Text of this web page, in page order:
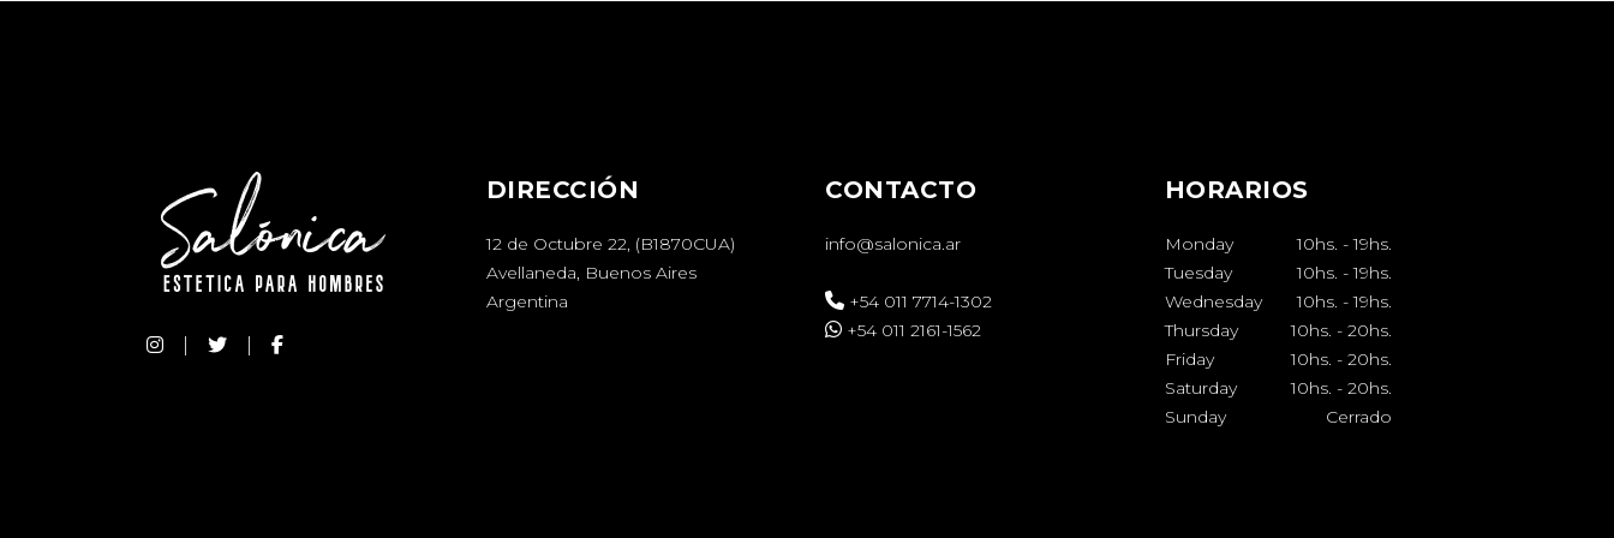
DIRECCIÓN
12 de Octubre 22, (B1870CUA)
Avellaneda, Buenos Aires
Argentina
CONTACTO
info@salonica.ar
+54 011 7714-1302
+54 011 2161-1562
HORARIOS
Monday 10hs. - 19hs.
Tuesday
10hs. - 19hs.
Wednesday
10hs. - 19hs.
Thursday
10hs. - 20hs.
Friday
10hs. - 20hs.
Saturday
10hs. - 20hs.
Sunday
Cerrado